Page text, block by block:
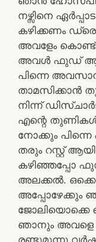
നഴ്സിനെ
കഴിക്കണം
അവളേം കൊണ്ട്
അവൾ ഫുഡ്‌
പിന്നെ
താമസിക്കാൻ
നിന്ന്
എന്റെ
നോക്കും
തരും റസ്റ്റ്‌
കഴിഞ്ഞപ്പോ
അലക്കൽ.
അപ്പോഴേക്കും
ജോലിയൊക്കെ
ഞാനും അവളെ
രണ്ടുമൂന്നു